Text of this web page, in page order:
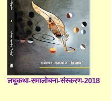
लघुकथा-समालोचना-संस्करण-2018